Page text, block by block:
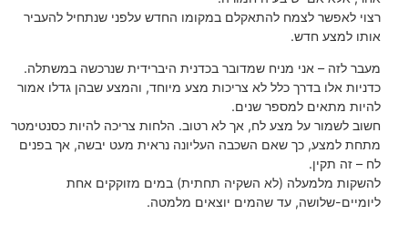
רצוי לאפשר לצמח להתאקלם במקומו החדש עלפני שנתחיל להעביר
אותו למצע חדש.
מעבר לזה – אני מניח שמדובר בכדנית היברידית שנרכשה במשתלה.
כדניות אלו בדרך כלל לא צריכות מצע מיוחד, והמצע שבהן גדלו אמור
להיות מתאים למספר שנים.
חשוב לשמור על מצע לח, אך לא רטוב. הלחות צריכה להיות כסנטימטר
מתחת למצע, כך שאם השכבה העליונה נראית מעט יבשה, אך בפנים
לח – זה תקין.
להשקות מלמעלה (לא השקיה תחתית) במים מזוקקים אחת
ליומיים-שלושה, עד שהמים יוצאים מלמטה.